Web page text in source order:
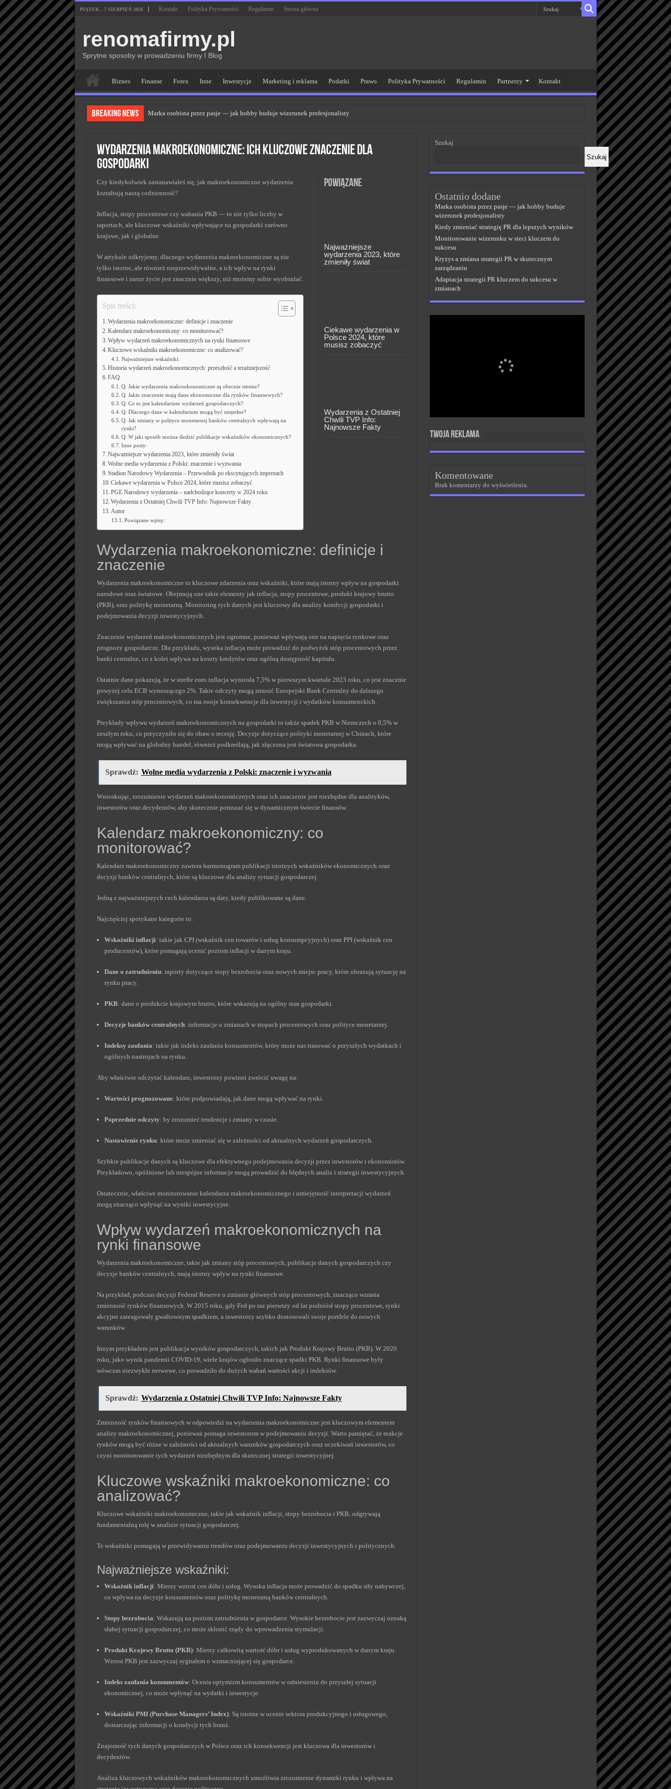
PIĄTEK , 7 SIERPIEŃ 2026 Kontakt Polityka Prywatności Regulamin Strona główna
renomafirmy.pl
Sprytne sposoby w prowadzeniu firmy I Blog
Biznes Finanse Forex Inne Inwestycje Marketing i reklama Podatki Prawo Polityka Prywatności Regulamin Partnerzy Kontakt
Breaking News Marka osobista przez pasje — jak hobby buduje wizerunek profesjonalisty
Monitorowanie wizerunku w sieci kluczem do sukcesu
Wydarzenia makroekonomiczne: ich kluczowe znaczenie dla
gospodarki
Powiązane
Najważniejsze
wydarzenia 2023, które
zmieniły świat
Ciekawe wydarzenia w
Polsce 2024, które
musisz zobaczyć
Wydarzenia z Ostatniej
Chwili TVP Info:
Najnowsze Fakty
Czy kiedykolwiek zastanawiałeś się, jak makroekonomiczne wydarzenia
kształtują naszą codzienność?
Inflacja, stopy procentowe czy wahania PKB — to nie tylko liczby w
raportach, ale kluczowe wskaźniki wpływające na gospodarki zarówno
krajowe, jak i globalne.
W artykule odkryjemy, dlaczego wydarzenia makroekonomiczne są nie
tylko istotne, ale również nieprzewidywalne, a ich wpływ na rynki
finansowe i nasze życie jest znacznie większy, niż możemy sobie wyobrażać.
Spis treści:
Wydarzenia makroekonomiczne: definicje i znaczenie
Kalendarz makroekonomiczny: co monitorować?
Wpływ wydarzeń makroekonomicznych na rynki finansowe
Kluczowe wskaźniki makroekonomiczne: co analizować?
Najważniejsze wskaźniki:
Historia wydarzeń makroekonomicznych: przeszłość a teraźniejszość
FAQ
Q: Jakie wydarzenia makroekonomiczne są obecnie istotne?
Q: Jakie znaczenie mają dane ekonomiczne dla rynków finansowych?
Q: Co to jest kalendarium wydarzeń gospodarczych?
Q: Dlaczego dane w kalendarium mogą być niepełne?
Q: Jak zmiany w polityce monetarnej banków centralnych wpływają na
rynki?
Q: W jaki sposób można śledzić publikacje wskaźników ekonomicznych?
Inne posty:
Najważniejsze wydarzenia 2023, które zmieniły świat
Wolne media wydarzenia z Polski: znaczenie i wyzwania
Stadion Narodowy Wydarzenia – Przewodnik po ekscytujących imprezach
Ciekawe wydarzenia w Polsce 2024, które musisz zobaczyć
PGE Narodowy wydarzenia – nadchodzące koncerty w 2024 roku
Wydarzenia z Ostatniej Chwili TVP Info: Najnowsze Fakty
Autor
Powiązane wpisy:
Wydarzenia makroekonomiczne: definicje i
znaczenie
Wydarzenia makroekonomiczne to kluczowe zdarzenia oraz wskaźniki, które mają istotny wpływ na gospodarki
narodowe oraz światowe. Obejmują one takie elementy jak inflacja, stopy procentowe, produkt krajowy brutto
(PKB), oraz politykę monetarną. Monitoring tych danych jest kluczowy dla analizy kondycji gospodarki i
podejmowania decyzji inwestycyjnych.
Znaczenie wydarzeń makroekonomicznych jest ogromne, ponieważ wpływają one na napięcia rynkowe oraz
prognozy gospodarcze. Dla przykładu, wysoka inflacja może prowadzić do podwyżek stóp procentowych przez
banki centralne, co z kolei wpływa na koszty kredytów oraz ogólną dostępność kapitału.
Ostatnie dane pokazują, że w strefie euro inflacja wyniosła 7,5% w pierwszym kwartale 2023 roku, co jest znacznie
powyżej celu ECB wynoszącego 2%. Takie odczyty mogą zmusić Europejski Bank Centralny do dalszego
zwiększania stóp procentowych, co ma swoje konsekwencje dla inwestycji i wydatków konsumenckich.
Przykłady wpływu wydarzeń makroekonomicznych na gospodarki to także spadek PKB w Niemczech o 0,5% w
zeszłym roku, co przyczyniło się do obaw o recesję. Decyzje dotyczące polityki monetarnej w Chinach, które
mogą wpływać na globalny handel, również podkreślają, jak złączona jest światowa gospodarka.
Sprawdź: Wolne media wydarzenia z Polski: znaczenie i wyzwania
Wnioskując, zrozumienie wydarzeń makroekonomicznych oraz ich znaczenie jest niezbędne dla analityków,
inwestorów oraz decydentów, aby skutecznie poruszać się w dynamicznym świecie finansów.
Kalendarz makroekonomiczny: co
monitorować?
Kalendarz makroekonomiczny zawiera harmonogram publikacji istotnych wskaźników ekonomicznych oraz
decyzji banków centralnych, które są kluczowe dla analizy sytuacji gospodarczej.
Jedną z najważniejszych cech kalendarza są daty, kiedy publikowane są dane.
Najczęściej spotykane kategorie to:
Wskaźniki inflacji: takie jak CPI (wskaźnik cen towarów i usług konsumpcyjnych) oraz PPI (wskaźnik cen
producentów), które pomagają ocenić poziom inflacji w danym kraju.
Dane o zatrudnieniu: raporty dotyczące stopy bezrobocia oraz nowych miejsc pracy, które obrazują sytuację na
rynku pracy.
PKB: dane o produkcie krajowym brutto, które wskazują na ogólny stan gospodarki.
Decyzje banków centralnych: informacje o zmianach w stopach procentowych oraz polityce monetarnej.
Indeksy zaufania: takie jak indeks zaufania konsumentów, który może nas trasować o przyszłych wydatkach i
ogólnych nastrojach na rynku.
Aby właściwie odczytać kalendarz, inwestorzy powinni zwrócić uwagę na:
Wartości prognozowane: które podpowiadają, jak dane mogą wpływać na rynki.
Poprzednie odczyty: by zrozumieć tendencje i zmiany w czasie.
Nastawienie rynku: które może zmieniać się w zależności od aktualnych wydarzeń gospodarczych.
Szybkie publikacje danych są kluczowe dla efektywnego podejmowania decyzji przez inwestorów i ekonomistów.
Przykładowo, opóźnione lub niespójne informacje mogą prowadzić do błędnych analiz i strategii inwestycyjnych.
Ostatecznie, właściwe monitorowanie kalendarza makroekonomicznego i umiejętność interpretacji wydarzeń
mogą znacząco wpłynąć na wyniki inwestycyjne.
Wpływ wydarzeń makroekonomicznych na
rynki finansowe
Wydarzenia makroekonomiczne, takie jak zmiany stóp procentowych, publikacje danych gospodarczych czy
decyzje banków centralnych, mają istotny wpływ na rynki finansowe.
Na przykład, podczas decyzji Federal Reserve o zmianie głównych stóp procentowych, znacząco wzrasta
zmienność rynków finansowych. W 2015 roku, gdy Fed po raz pierwszy od lat podniósł stopy procentowe, rynki
akcyjne zareagowały gwałtownym spadkiem, a inwestorzy szybko dostosowali swoje portfele do nowych
warunków.
Innym przykładem jest publikacja wyników gospodarczych, takich jak Produkt Krajowy Brutto (PKB). W 2020
roku, jako wynik pandemii COVID-19, wiele krajów ogłosiło znaczące spadki PKB. Rynki finansowe były
wówczas niezwykle nerwowe, co prowadziło do dużych wahań wartości akcji i indeksów.
Sprawdź: Wydarzenia z Ostatniej Chwili TVP Info: Najnowsze Fakty
Zmienność rynków finansowych w odpowiedzi na wydarzenia makroekonomiczne jest kluczowym elementem
analizy makroekonomicznej, ponieważ pomaga inwestorom w podejmowaniu decyzji. Warto pamiętać, że reakcje
rynków mogą być różne w zależności od aktualnych warunków gospodarczych oraz oczekiwań inwestorów, co
czyni monitorowanie tych wydarzeń niezbędnym dla skutecznej strategii inwestycyjnej.
Kluczowe wskaźniki makroekonomiczne: co
analizować?
Kluczowe wskaźniki makroekonomiczne, takie jak wskaźnik inflacji, stopy bezrobocia i PKB, odgrywają
fundamentalną rolę w analizie sytuacji gospodarczej.
Te wskaźniki pomagają w przewidywaniu trendów oraz podejmowaniu decyzji inwestycyjnych i politycznych.
Najważniejsze wskaźniki:
Wskaźnik inflacji: Mierzy wzrost cen dóbr i usług. Wysoka inflacja może prowadzić do spadku siły nabywczej,
co wpływa na decyzje konsumentów oraz politykę monetarną banków centralnych.
Stopy bezrobocia: Wskazują na poziom zatrudnienia w gospodarce. Wysokie bezrobocie jest zazwyczaj oznaką
słabej sytuacji gospodarczej, co może skłonić rządy do wprowadzenia stymulacji.
Produkt Krajowy Brutto (PKB): Mierzy całkowitą wartość dóbr i usług wyprodukowanych w danym kraju.
Wzrost PKB jest zazwyczaj sygnałem o wzmacniającej się gospodarce.
Indeks zaufania konsumentów: Ocenia optymizm konsumentów w odniesieniu do przyszłej sytuacji
ekonomicznej, co może wpłynąć na wydatki i inwestycje.
Wskaźniki PMI (Purchase Managers’ Index): Są istotne w ocenie sektora produkcyjnego i usługowego,
dostarczając informacji o kondycji tych branż.
Znajomość tych danych gospodarczych w Polsce oraz ich konsekwencji jest kluczowa dla inwestorów i
decydentów.
Analiza kluczowych wskaźników makroekonomicznych umożliwia zrozumienie dynamiki rynku i wpływa na
Szukaj
Szukaj
Ostatnio dodane
Marka osobista przez pasje — jak hobby buduje
wizerunek profesjonalisty
Kiedy zmieniać strategię PR dla lepszych wyników
Monitorowanie wizerunku w sieci kluczem do
sukcesu
Kryzys a zmiana strategii PR w skutecznym
zarządzaniu
Adaptacja strategii PR kluczem do sukcesu w
zmianach
Twoja reklama
Komentowane
Brak komentarzy do wyświetlenia.